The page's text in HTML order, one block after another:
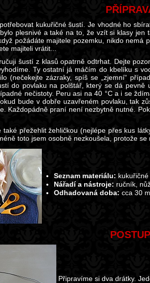
kukuřičné šustí. Je vhodné ho
plesnivé a také na to, že vzít si klasy jen
požádáte majitele pozemku, nikdo
majiteli vrátit...
šustí z klasů opatrně odtrhat. Dejte
Ty ostatní já máčím do kbelíku s
(nečekejte zázraky, spíš se „zjemní“
do povlaku na polštář, který se dá
nečistoty. Peru asi na 40 °C a i se
bude v dobře uzavřeném povlaku, tak
Každopádně praní není nezbytně nutné.
také přežehlit žehličkou (nejlépe přes kus
toto jsem osobně nezkoušela, protože
Seznam materiálu:
Nářadí a nástroje: ručník,
Odhadovaná doba: cca 30
POSTUP
Připravíme si dva drátky.